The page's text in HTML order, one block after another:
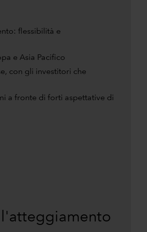
flessibilità e
e Asia Pacifico
con gli investitori che
a fronte di forti aspettative di